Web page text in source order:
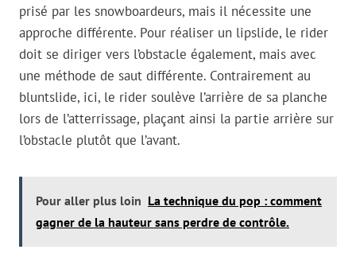
prisé par les snowboardeurs, mais il nécessite une
approche différente. Pour réaliser un lipslide, le rider
doit se diriger vers l’obstacle également, mais avec
une méthode de saut différente. Contrairement au
bluntslide, ici, le rider soulève l’arrière de sa planche
lors de l’atterrissage, plaçant ainsi la partie arrière sur
l’obstacle plutôt que l’avant.
Pour aller plus loin La technique du pop : comment
gagner de la hauteur sans perdre de contrôle.